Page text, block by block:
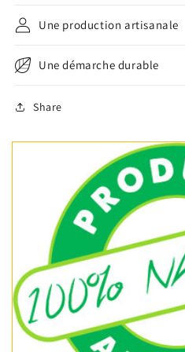
Une production artisanale
Une démarche durable
Share